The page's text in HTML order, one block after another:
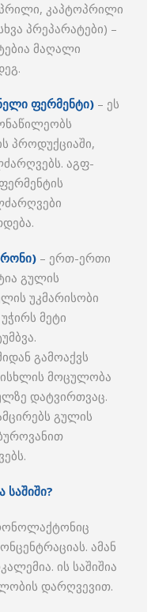
კაპტოპრილი
პრეპარატები) –
მაღალი
ფერმენტი) – ეს
პროდუქციაში,
აგფ-
– ერთ-ერთი
გულის
უკმარისობი
მეტი
გამოაქვს
მოცულობა
დატვირთვაც.
გულის
საშიში?
ამან
ის საშიშია
დარღვევით.